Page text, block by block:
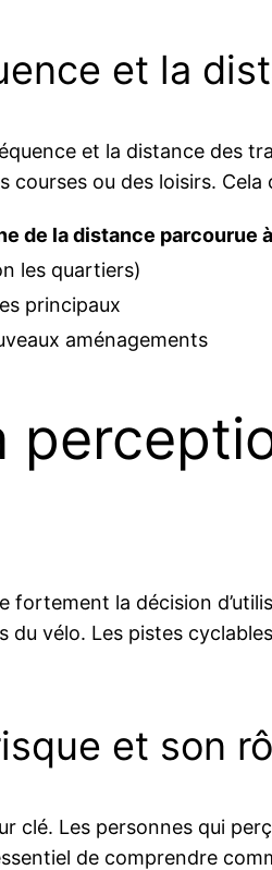
et la
et la distance des
courses ou des loisirs.
de la distance parcourue
les quartiers)
principaux
aménagements
fortement la décision
du vélo. Les pistes
et son
clé. Les personnes qui
de comprendre